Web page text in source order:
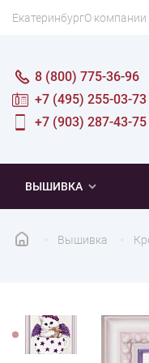
ЕкатеринбургО компании
8 (800) 775-36-96
+7 (495) 255-03-73
+7 (903) 287-43-75
ВЫШИВКА
Вышивка